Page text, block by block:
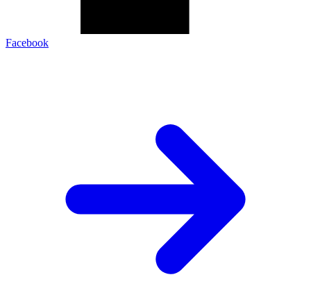
Facebook